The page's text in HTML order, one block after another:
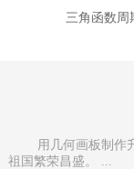
三角函数周
用几何画板制作升
祖国繁荣昌盛。 ...